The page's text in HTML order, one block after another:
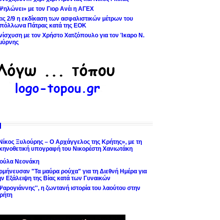
με τον Γιορ Ανέι η ΑΓΕΧ
2/9 η εκδίκαση των ασφαλιστικών μέτρων του
Πάτρας κατά της ΕΟΚ
με τον Χρήστο Χατζόπουλο για τον Ίκαρο Ν.
Ξυλούρης – Ο Αρχάγγελος της Κρήτης», με τη
υπογραφή του Νικορέστη Χανιωτάκη
Νεονάκη
"Τα μαύρα ρούχα" για τη Διεθνή Ημέρα για
Εξάλειψη της Βίας κατά των Γυναικών
η ζωντανή ιστορία του λαούτου στην